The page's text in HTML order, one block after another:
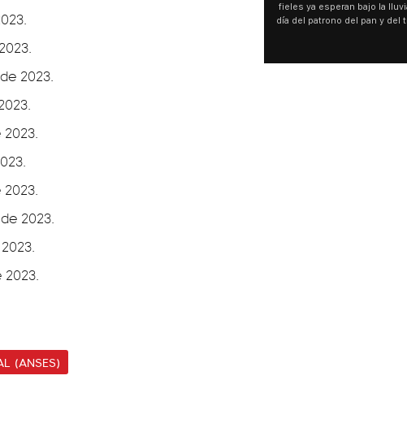
2023.
2023.
(ANSES)
fieles ya esperan bajo la
día del patrono del pan y del
y pedir. 🎙️